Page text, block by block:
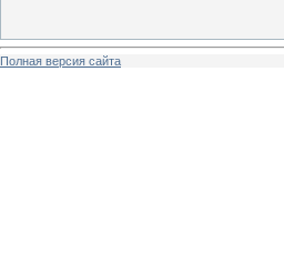
Полная версия сайта